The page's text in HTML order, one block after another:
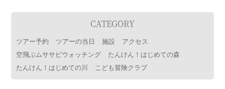
CATEGORY
ツアー予約 ツアーの当日 施設
アクセス
空飛ぶムササビウォッチング
たんけん！はじめての森
たんけん！はじめての川
こども冒険クラブ